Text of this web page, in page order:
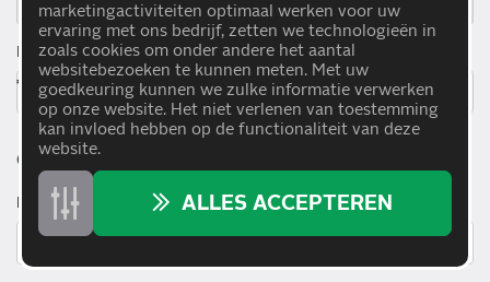
Maandlasten
CONTACTGEGEVENS
Naam *
marketingactiviteiten optimaal werken voor uw
ervaring met ons bedrijf, zetten we technologieën in
zoals cookies om onder andere het aantal
websitebezoeken te kunnen meten. Met uw
goedkeuring kunnen we zulke informatie verwerken
op onze website. Het niet verlenen van toestemming
kan invloed hebben op de functionaliteit van deze
website.
ALLES ACCEPTEREN